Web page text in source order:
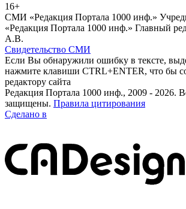
16+
СМИ «Редакция Портала 1000 инф.»
«Редакция Портала 1000 инф.» Главный
А.В.
Свидетельство СМИ
Если Вы обнаружили ошибку в тексте,
нажмите клавиши CTRL+ENTER, что бы
редактору сайта
Редакция Портала 1000 инф., 2009 - 2026.
защищены. Правила цитирования
Сделано в